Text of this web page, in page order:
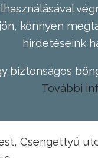
könnyen
hirdetéseink
biztonságos
További
Csengettyű